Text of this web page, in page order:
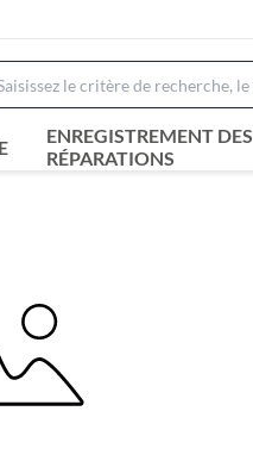
ENREGISTREMENT DES
RÉPARATIONS